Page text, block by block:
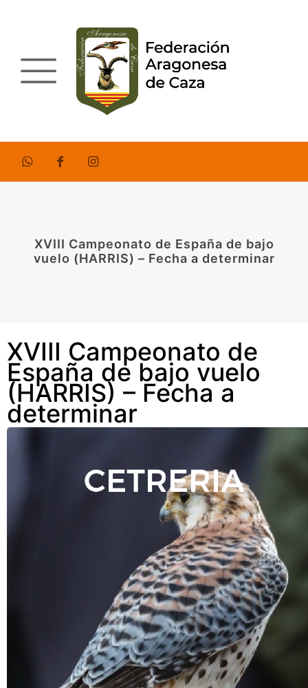
XVIII Campeonato de España de bajo
vuelo (HARRIS) – Fecha a determinar
XVIII Campeonato de
España de bajo vuelo
(HARRIS) – Fecha a
determinar